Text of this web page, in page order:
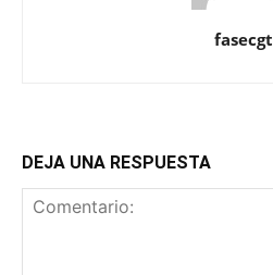
fasecgt
DEJA UNA RESPUESTA